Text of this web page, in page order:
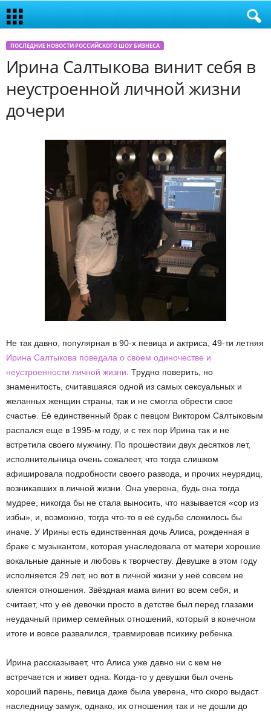
ПОСЛЕДНИЕ НОВОСТИ РОССИЙСКОГО ШОУ БИЗНЕСА
Ирина Салтыкова винит себя в
неустроенной личной жизни
дочери
Не так давно, популярная в 90-х певица и актриса, 49-ти летняя
Ирина Салтыкова поведала о своем одиночестве и
неустроенности личной жизни . Трудно поверить, но
знаменитость, считавшаяся одной из самых сексуальных и
желанных женщин страны, так и не смогла обрести свое
счастье. Её единственный брак с певцом Виктором Салтыковым
распался еще в 1995-м году, и с тех пор Ирина так и не
встретила своего мужчину. По прошествии двух десятков лет,
исполнительница очень сожалеет, что тогда слишком
афишировала подробности своего развода, и прочих неурядиц,
возникавших в личной жизни. Она уверена, будь она тогда
мудрее, никогда бы не стала выносить, что называется «сор из
избы», и, возможно, тогда что-то в её судьбе сложилось бы
иначе. У Ирины есть единственная дочь Алиса, рожденная в
браке с музыкантом, которая унаследовала от матери хорошие
вокальные данные и любовь к творчеству. Девушке в этом году
исполняется 29 лет, но вот в личной жизни у неё совсем не
клеятся отношения. Звёздная мама винит во всем себя, и
считает, что у её девочки просто в детстве был перед глазами
неудачный пример семейных отношений, который в конечном
итоге и вовсе развалился, травмировав психику ребенка.
Ирина рассказывает, что Алиса уже давно ни с кем не
встречается и живет одна. Когда-то у девушки был очень
хороший парень, певица даже была уверена, что скоро выдаст
наследницу замуж, однако, их отношения так и не дошли до